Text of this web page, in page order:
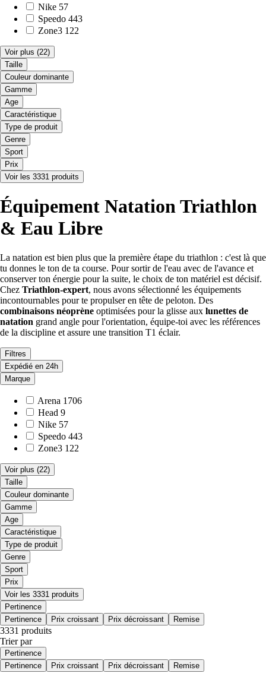
Nike 57
Speedo 443
Zone3 122
Voir plus (22)
Taille
Couleur dominante
Gamme
Age
Caractéristique
Type de produit
Genre
Sport
Prix
Voir les 3331 produits
Équipement Natation Triathlon
& Eau Libre
La natation est bien plus que la première étape du triathlon : c'est là que
tu donnes le ton de ta course. Pour sortir de l'eau avec de l'avance et
conserver ton énergie pour la suite, le choix de ton matériel est décisif.
Chez Triathlon-expert, nous avons sélectionné les équipements
incontournables pour te propulser en tête de peloton. Des
combinaisons néoprène optimisées pour la glisse aux lunettes de
natation grand angle pour l'orientation, équipe-toi avec les références
de la discipline et assure une transition T1 éclair.
Filtres
Expédié en 24h
Marque
Arena 1706
Head 9
Nike 57
Speedo 443
Zone3 122
Voir plus (22)
Taille
Couleur dominante
Gamme
Age
Caractéristique
Type de produit
Genre
Sport
Prix
Voir les 3331 produits
Pertinence
Pertinence
Prix croissant Prix décroissant Remise
3331 produits
Trier par
Pertinence
Pertinence
Prix croissant Prix décroissant Remise